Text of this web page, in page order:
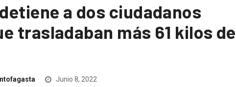
a dos ciudadanos
trasladaban más 61 kilos de
Junio 8, 2022